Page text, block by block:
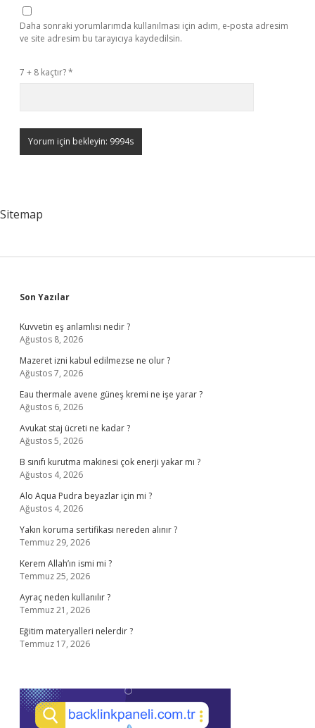
Daha sonraki yorumlarımda kullanılması için adım, e-posta adresim
ve site adresim bu tarayıcıya kaydedilsin.
7 + 8 kaçtır?*
Sitemap
Sidebar
Son Yazılar
Kuvvetin eş anlamlısı nedir ?
Ağustos 8, 2026
Mazeret izni kabul edilmezse ne olur ?
Ağustos 7, 2026
Eau thermale avene güneş kremi ne işe yarar ?
Ağustos 6, 2026
Avukat staj ücreti ne kadar ?
Ağustos 5, 2026
B sınıfı kurutma makinesi çok enerji yakar mı ?
Ağustos 4, 2026
Alo Aqua Pudra beyazlar için mi ?
Ağustos 4, 2026
Yakın koruma sertifikası nereden alınır ?
Temmuz 29, 2026
Kerem Allah’ın ismi mi ?
Temmuz 25, 2026
Ayraç neden kullanılır ?
Temmuz 21, 2026
Eğitim materyalleri nelerdir ?
Temmuz 17, 2026